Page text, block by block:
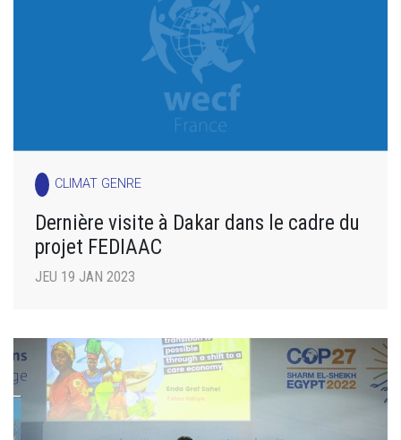
CLIMAT GENRE
Dernière visite à Dakar dans le cadre du
projet FEDIAAC
JEU 19 JAN 2023